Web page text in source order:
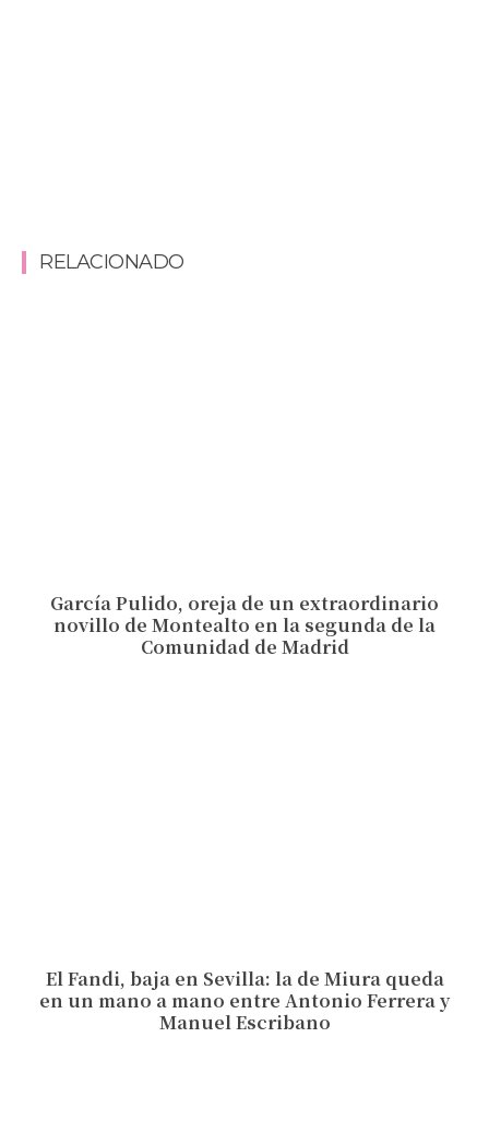
RELACIONADO
García Pulido, oreja de un extraordinario
novillo de Montealto en la segunda de la
Comunidad de Madrid
El Fandi, baja en Sevilla: la de Miura queda
en un mano a mano entre Antonio Ferrera y
Manuel Escribano